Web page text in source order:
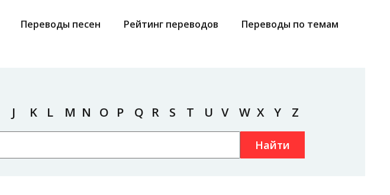
Переводы песен Рейтинг переводов Переводы по темам
J K L M N O P Q R S T U V W X Y Z
Найти